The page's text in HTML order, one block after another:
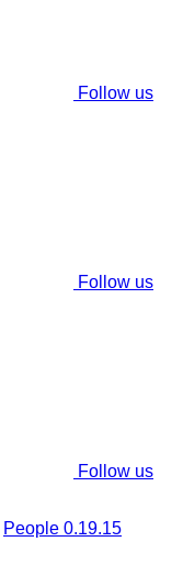
Follow us
Follow us
Follow us
People 0.19.15